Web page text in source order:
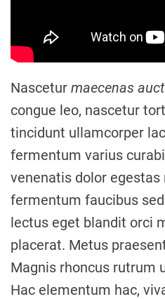
Nascetur maecenas
congue leo, nascetur
tincidunt ullamcorper
fermentum varius
venenatis dolor egestas
fermentum faucibus
lectus eget blandit orci
placerat. Metus
Magnis rhoncus rutrum
Hac elementum hac,